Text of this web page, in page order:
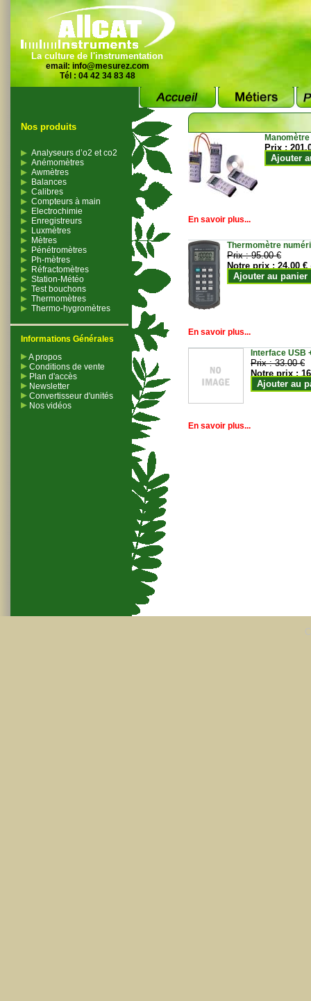
La culture de l'instrumentation
email: info@mesurez.com
Tél : 04 42 34 83 48
Nos produits
Analyseurs d’o2 et co2
Anémomètres
Awmètres
Balances
Calibres
Compteurs à main
Electrochimie
Enregistreurs
Luxmètres
Mètres
Pénétromètres
Ph-mètres
Réfractomètres
Station-Météo
Test bouchons
Thermomètres
Thermo-hygromètres
Informations Générales
A propos
Conditions de vente
Plan d'accès
Newsletter
Convertisseur d'unités
Nos vidéos
Prix :
Ajouter
En savoir plus...
Thermomètre
Prix :95.00 €
Notre prix :24.00 €
Ajouter au panier
En savoir plus...
Interface USB
Prix :33.00 €
Notre prix :
Ajouter au
En savoir plus...